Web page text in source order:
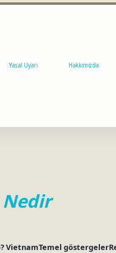
Yasal Uyarı Hakkımızda
Nedir
VietnamTemel